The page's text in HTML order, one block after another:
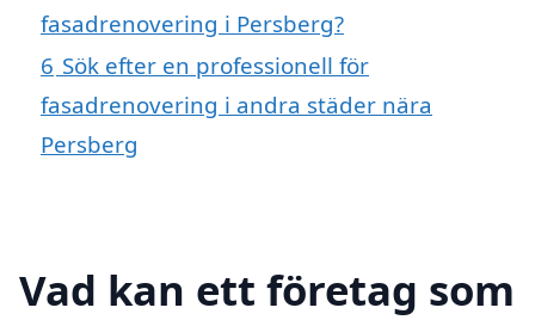
fasadrenovering i Persberg?
6 Sök efter en professionell för
fasadrenovering i andra städer nära
Persberg
Vad kan ett företag som